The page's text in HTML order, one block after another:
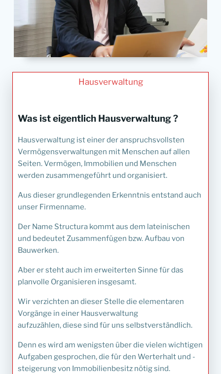
Hausverwaltung
Was ist eigentlich Hausverwaltung ?
Hausverwaltung ist einer der anspruchsvollsten
Vermögensverwaltungen mit Menschen auf allen
Seiten. Vermögen, Immobilien und Menschen
werden zusammengeführt und organisiert.
Aus dieser grundlegenden Erkenntnis entstand auch
unser Firmenname.
Der Name Structura kommt aus dem lateinischen
und bedeutet Zusammenfügen bzw. Aufbau von
Bauwerken.
Aber er steht auch im erweiterten Sinne für das
planvolle Organisieren insgesamt.
Wir verzichten an dieser Stelle die elementaren
Vorgänge in einer Hausverwaltung
aufzuzählen, diese sind für uns selbstverständlich.
Denn es wird am wenigsten über die vielen wichtigen
Aufgaben gesprochen, die für den Werterhalt und -
steigerung von Immobilienbesitz nötig sind.